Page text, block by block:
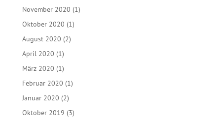
November 2020 (1)
Oktober 2020 (1)
August 2020 (2)
April 2020 (1)
März 2020 (1)
Februar 2020 (1)
Januar 2020 (2)
Oktober 2019 (3)